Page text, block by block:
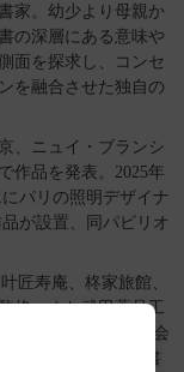
家。幼少より母親か
の深層にある意味や
面を探求し、コンセ
を融合させた独自の
、ニュイ・ブランシ
作品を発表。2025年
パリの照明デザイナ
が設置、同パビリオ
匠寿庵、柊家旅館、
修。また武田薬品工
TAKEDA”、国際会
してVRを使った書